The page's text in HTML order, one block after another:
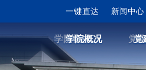
一键直达 新闻中心
学院概况 党
一键直达 新闻中心
学院概况 党